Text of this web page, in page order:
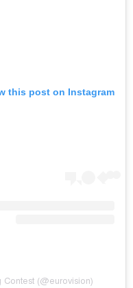
this post on Instagram
(@eurovision)